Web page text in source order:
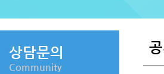
상담문의
Community